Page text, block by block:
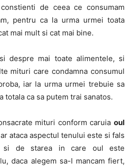
de ceea ce consumam
pentru ca la urma urmei toata
mai mult si cat mai bine.
despre mai toate alimentele, si
mituri care condamna consumul
iar la urma urmei trebuie sa
totala ca sa putem trai sanatos.
mituri conform caruia oul
ataca aspectul tenului este si fals
si de starea in care oul este
daca alegem sa-l mancam fiert,